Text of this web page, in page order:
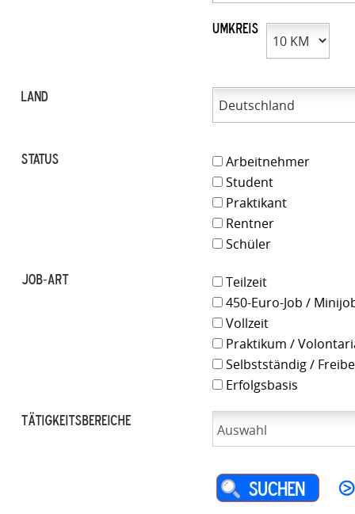
Umkreis
LAND
Status
Arbeitnehmer
Student
Praktikant
Rentner
Schüler
Job-Art
Teilzeit
450-Euro-Job /
Vollzeit
Praktikum /
Selbstständig /
Erfolgsbasis
Tätigkeitsbereiche
Auswahl